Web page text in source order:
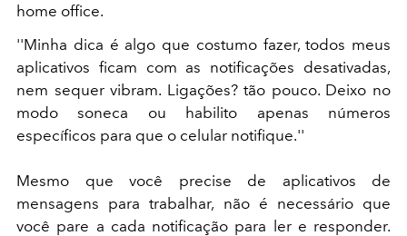
home office.
''Minha dica é algo que costumo fazer, todos meus
aplicativos ficam com as notificações desativadas,
nem sequer vibram. Ligações? tão pouco. Deixo no
modo soneca ou habilito apenas números
específicos para que o celular notifique.''
Mesmo que você precise de aplicativos de
mensagens para trabalhar, não é necessário que
você pare a cada notificação para ler e responder.